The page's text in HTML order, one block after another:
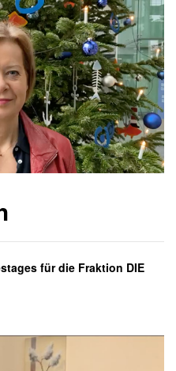
für die Fraktion DIE